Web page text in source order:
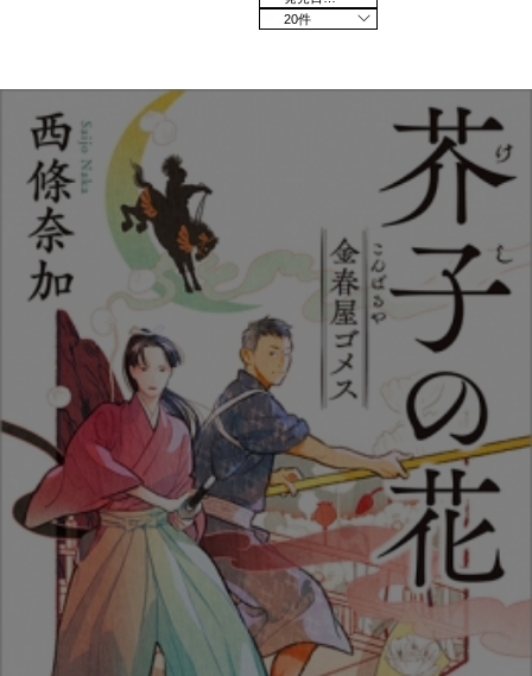
20件